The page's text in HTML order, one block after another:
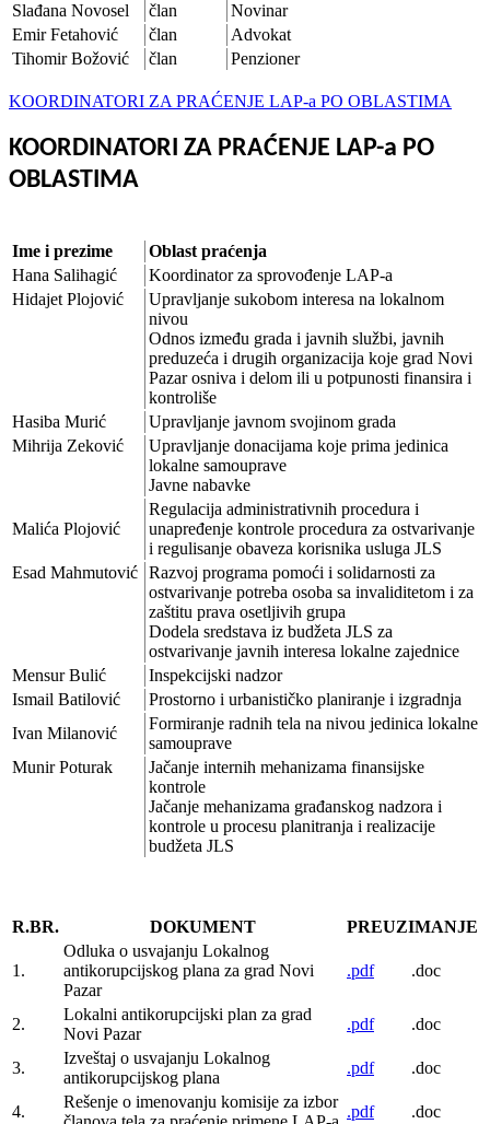
Slađana Novosel
član
Novinar
Emir Fetahović
član
Advokat
Tihomir Božović
član Penzioner
KOORDINATORI ZA PRAĆENJE LAP-a PO OBLASTIMA
KOORDINATORI ZA PRAĆENJE LAP-a PO
OBLASTIMA
Ime i prezime
Oblast praćenja
Hana Salihagić
Koordinator za sprovođenje LAP-a
Hidajet Plojović
Upravljanje sukobom interesa na lokalnom
nivou
Odnos između grada i javnih službi, javnih
preduzeća i drugih organizacija koje grad Novi
Pazar osniva i delom ili u potpunosti finansira i
kontroliše
Hasiba Murić
Upravljanje javnom svojinom grada
Mihrija Zeković
Upravljanje donacijama koje prima jedinica
lokalne samouprave
Javne nabavke
Malića Plojović
Regulacija administrativnih procedura i
unapređenje kontrole procedura za ostvarivanje
i regulisanje obaveza korisnika usluga JLS
Esad Mahmutović Razvoj programa pomoći i solidarnosti za
ostvarivanje potreba osoba sa invaliditetom i za
zaštitu prava osetljivih grupa
Dodela sredstava iz budžeta JLS za
ostvarivanje javnih interesa lokalne zajednice
Mensur Bulić
Inspekcijski nadzor
Ismail Batilović
Prostorno i urbanističko planiranje i izgradnja
Ivan Milanović
Formiranje radnih tela na nivou jedinica lokalne
samouprave
Munir Poturak
Jačanje internih mehanizama finansijske
kontrole
Jačanje mehanizama građanskog nadzora i
kontrole u procesu planitranja i realizacije
budžeta JLS
R.BR. DOKUMENT PREUZIMANJE
1.
Odluka o usvajanju Lokalnog
antikorupcijskog plana za grad Novi
Pazar
.pdf .doc
2.
Lokalni antikorupcijski plan za grad
Novi Pazar
.pdf .doc
3.
Izveštaj o usvajanju Lokalnog
antikorupcijskog plana
.pdf .doc
4.
Rešenje o imenovanju komisije za izbor
.pdf .doc